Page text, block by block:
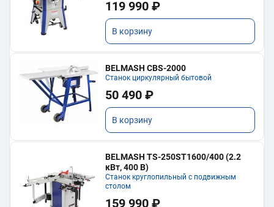
119 990 ₽
В корзину
BELMASH CBS-2000
Станок циркулярный бытовой
50 490 ₽
В корзину
BELMASH TS-250ST1600/400 (2.2
кВт, 400 В)
Станок круглопильный с подвижным
столом
159 990 ₽